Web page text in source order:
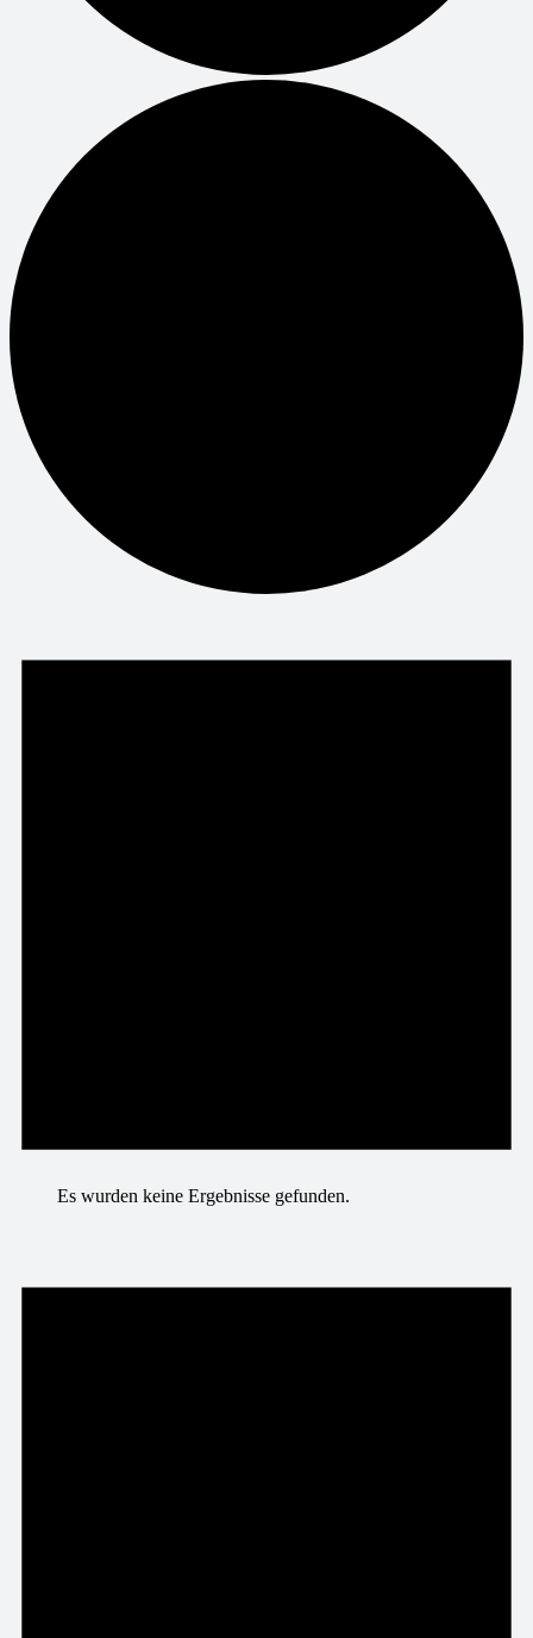
Es wurden keine Ergebnisse gefunden.